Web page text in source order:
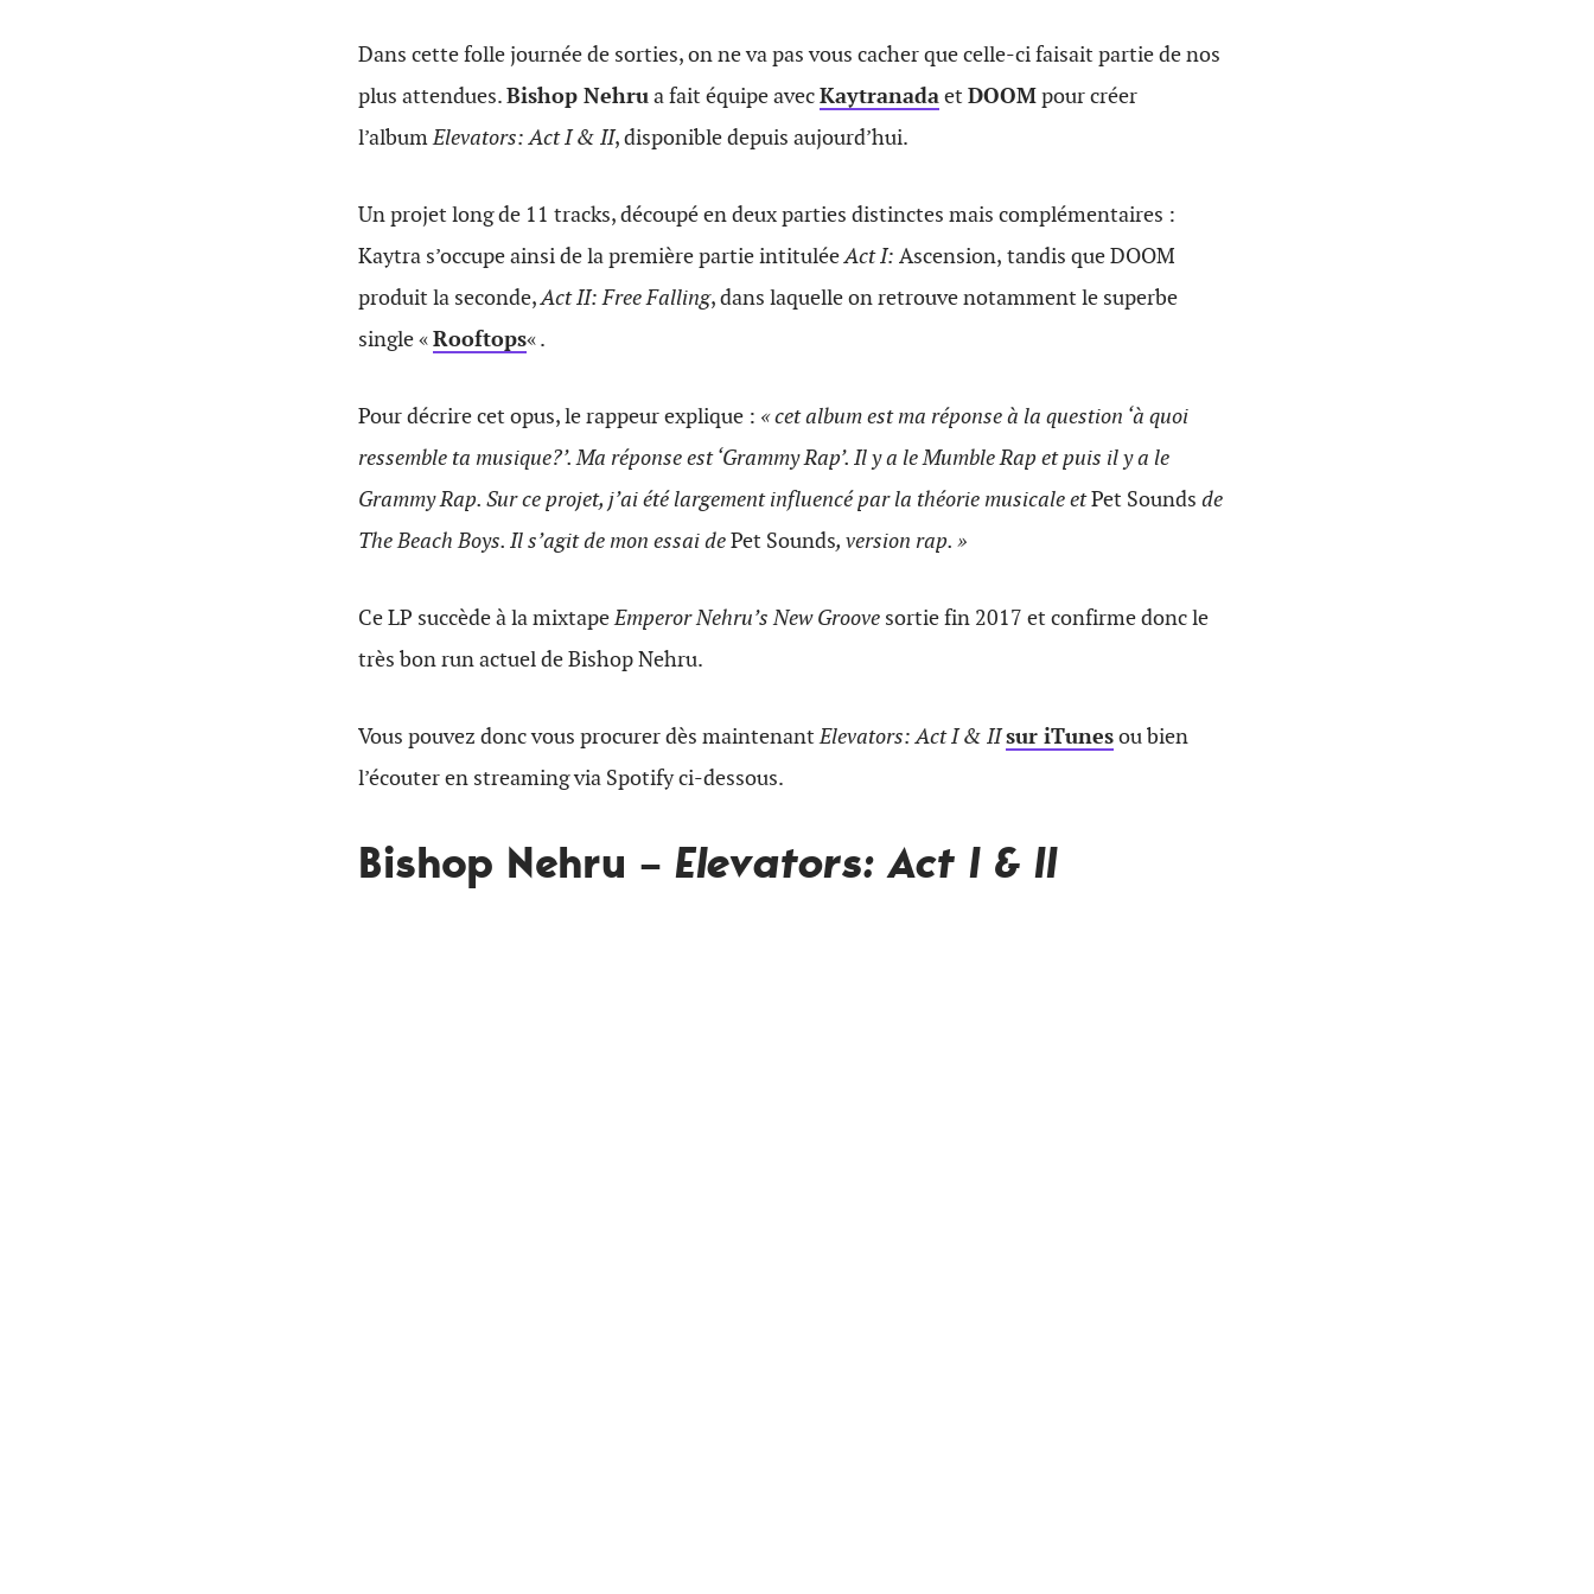
Dans cette folle journée de sorties, on ne va pas vous cacher que celle-ci faisait partie de nos
plus attendues.Bishop Nehrua fait équipe avecKaytranadaet DOOMpour créer
l’albumElevators: Act I & II, disponible depuis aujourd’hui.
Un projet long de 11 tracks, découpé en deux parties distinctes mais complémentaires :
Kaytra s’occupe ainsi de la première partie intituléeAct I: Ascension, tandis que DOOM
produit la seconde,Act II: Free Falling, dans laquelle on retrouve notamment le superbe
single «Rooftops« .
Pour décrire cet opus, le rappeur explique : « cet album est ma réponse à la question ‘à quoi
ressemble ta musique?’. Ma réponse est ‘Grammy Rap’. Il y a le Mumble Rap et puis il y a le
Grammy Rap. Sur ce projet, j’ai été largement influencé par la théorie musicale etPet Sounds de
The Beach Boys. Il s’agit de mon essai dePet Sounds, version rap. »
Ce LP succède à la mixtapeEmperor Nehru’s New Groove sortie fin 2017 et confirme donc le
très bon run actuel de Bishop Nehru.
Vous pouvez donc vous procurer dès maintenantElevators: Act I & IIsur iTunesou bien
l’écouter en streaming via Spotify ci-dessous.
Bishop Nehru – Elevators: Act I & II